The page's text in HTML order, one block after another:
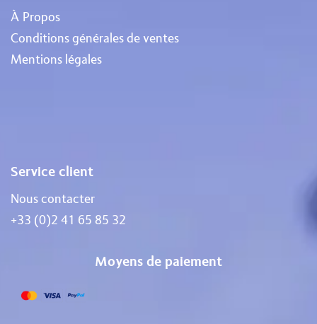
À Propos
Conditions générales de ventes
Mentions légales
Service client
Nous contacter
+33 (0)2 41 65 85 32
Moyens de paiement